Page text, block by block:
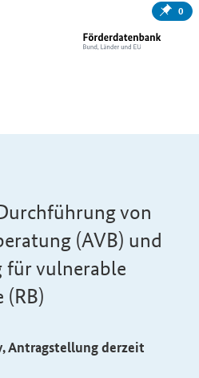
0
von
(AVB) und
für vulnerable
Antragstellung derzeit